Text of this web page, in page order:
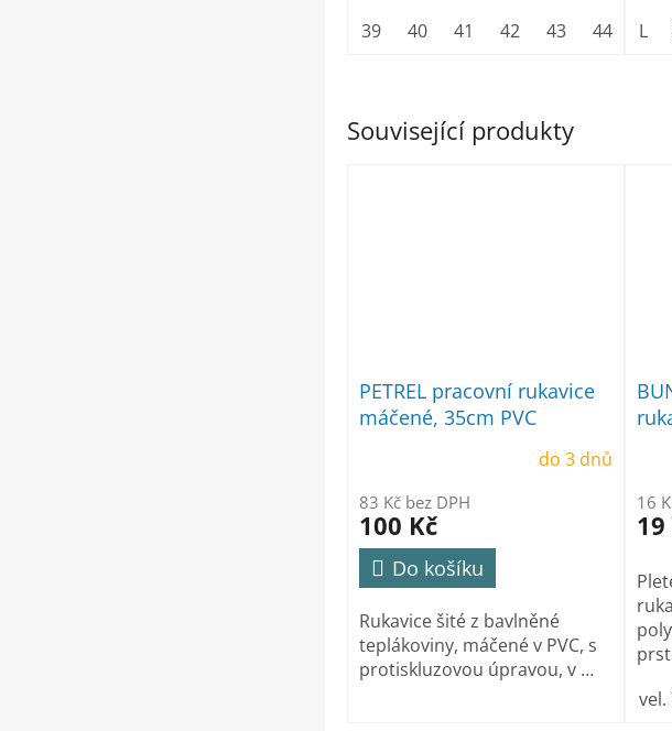
Související produkty
PETREL pracovní rukavice
máčené, 35cm PVC
do 3 dnů
83 Kč bez DPH
100 Kč
Do košíku
Rukavice šité z bavlněné
teplákoviny, máčené v PVC, s
protiskluzovou úpravou, v …
16
19
vel.
39 40 41 42 43 44 45
L